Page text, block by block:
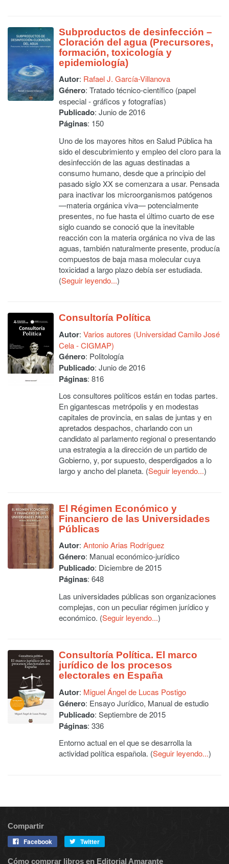
Subproductos de desinfección –
Cloración del agua (Precursores,
formación, toxicología y
epidemiología)
Autor: Rafael J. García-Villanova
Género: Tratado técnico-científico (papel
especial - gráficos y fotografías)
Publicado: Junio de 2016
Páginas: 150
Uno de los mayores hitos en Salud Pública ha
sido el descubrimiento y empleo del cloro para la
desinfección de las aguas destinadas a
consumo humano, desde que a principio del
pasado siglo XX se comenzara a usar. Pensada
para inactivar los microorganismos patógenos
—materia orgánica viva— potencialmente
presentes, no fue hasta el último cuarto de ese
siglo cuando se conoció que la inevitable
reacción con la materia orgánica no viva de las
aguas, también naturalmente presente, producía
compuestos de baja masa molecular cuya
toxicidad a largo plazo debía ser estudiada.
(Seguir leyendo...)
Consultoría Política
Autor: Varios autores (Universidad Camilo José
Cela - CIGMAP)
Género: Politología
Publicado: Junio de 2016
Páginas: 816
Los consultores políticos están en todas partes.
En gigantescas metrópolis y en modestas
capitales de provincia, en salas de juntas y en
apretados despachos, charlando con un
candidato al parlamento regional o presentando
una estrategia a la dirección de un partido de
Gobierno, y, por supuesto, desperdigados a lo
largo y ancho del planeta. (Seguir leyendo...)
El Régimen Económico y
Financiero de las Universidades
Públicas
Autor: Antonio Arias Rodríguez
Género: Manual económico-jurídico
Publicado: Diciembre de 2015
Páginas: 648
Las universidades públicas son organizaciones
complejas, con un peculiar régimen jurídico y
económico. (Seguir leyendo...)
Consultoría Política. El marco
jurídico de los procesos
electorales en España
Autor: Miguel Ángel de Lucas Postigo
Género: Ensayo Jurídico, Manual de estudio
Publicado: Septiembre de 2015
Páginas: 336
Entorno actual en el que se desarrolla la
actividad política española. (Seguir leyendo...)
Compartir
Facebook Twitter
Cómo comprar libros en Editorial Amarante